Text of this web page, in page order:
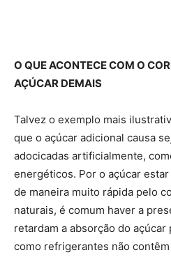
O QUE ACONTECE COM O
AÇÚCAR DEMAIS
Talvez o exemplo mais
que o açúcar adicional causa
adocicadas artificialmente,
energéticos. Por o açúcar
de maneira muito rápida pelo
naturais, é comum haver a
retardam a absorção do
como refrigerantes não